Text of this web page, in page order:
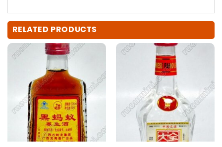
RELATED PRODUCTS